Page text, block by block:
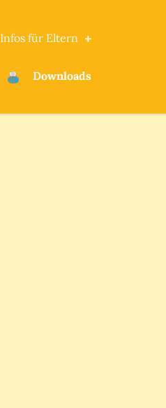
Infos für Eltern
Downloads